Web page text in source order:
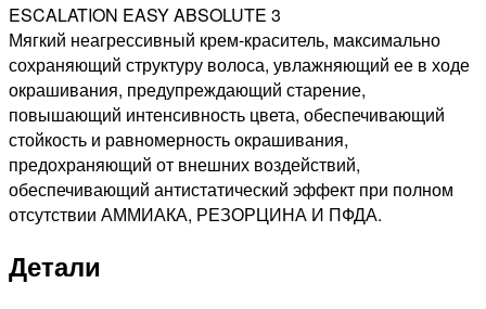
ESCALATION EASY ABSOLUTE 3
Мягкий неагрессивный крем-краситель, максимально
сохраняющий структуру волоса, увлажняющий ее в ходе
окрашивания, предупреждающий старение,
повышающий интенсивность цвета, обеспечивающий
стойкость и равномерность окрашивания,
предохраняющий от внешних воздействий,
обеспечивающий антистатический эффект при полном
отсутствии АММИАКА, РЕЗОРЦИНА И ПФДА.
Детали